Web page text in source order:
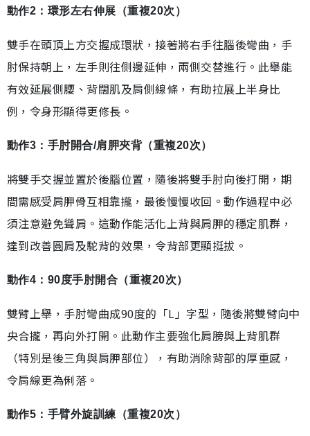
動作2：環形左右伸展（重複20次）
雙手在頭頂上方交握成環狀，接著將右手往腦後彎曲，手
肘保持朝上，左手則往側邊延伸，兩側交替進行。此舉能
有效延展側腰、背闊肌及肩側線條，有助拉展上半身比
例，令身形顯得更修長。
動作3：手肘開合/肩胛夾背（重複20次）
將雙手交握並置於後腦位置，隨後將雙手肘向後打開，期
間需感受肩胛骨互相靠攏，最後慢慢收回。動作過程中必
須注意避免聳肩。這動作能活化上背與肩胛的穩定肌群，
達到改善圓肩及駝背的效果，令背部更顯挺拔。
動作4：90度手肘開合（重複20次）
雙臂上舉，手肘彎曲成90度的「L」字型，隨後將雙臂向中
央合攏，再向外打開。此動作主要強化肩膀與上背肌群
（特別是後三角與肩胛部位），有助消除背部的厚重感，
令肩線更為俐落。
動作5：手臂外旋訓練（重複20次）